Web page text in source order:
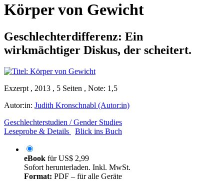
Körper von Gewicht
Geschlechterdifferenz: Ein
wirkmächtiger Diskus, der scheitert.
Exzerpt , 2013 , 5 Seiten , Note: 1,5
Autor:in: Judith Kronschnabl (Autor:in)
Geschlechterstudien / Gender Studies
Leseprobe & Details
Blick ins Buch
eBook fürUS$ 2,99
Sofort herunterladen. Inkl. MwSt.
Format: PDF – für alle Geräte